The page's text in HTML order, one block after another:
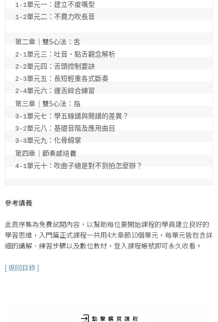
1-1單元一：建立不痠嘴型
1-2單元二：不費力吹長音
2-1單元三：吐音、點舌觀念解析
2-2單元四：舌頭控制要訣
2-3單元五：長短輕重各式斷奏
第三章｜雙S心法：指
3-1單元七：學五線譜與簡譜的差異？
3-2單元八：基礎音階及應用曲目
第四章｜節奏感培養
4-1單元十：吹曲子總是對不到拍怎麼辦？
參考講義
此頁序集為免費試閱內容，以幫助每位要開始課程的學員建立良好的
學習思維，入門篇正式課程一共用4大章節10個單元，每單元皆包含詳
細的講解、練習步驟以及數位教材，登入課程帳號即可永久收看。
[ 返回目錄 ]